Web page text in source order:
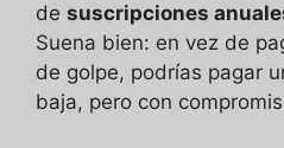
de suscripciones
Suena bien: en vez de
de golpe, podrías pagar
baja, pero con